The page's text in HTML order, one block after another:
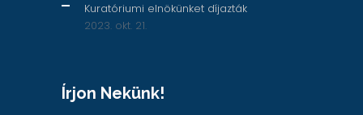
Kuratóriumi elnökünket díjazták
2023. okt. 21.
Írjon Nekünk!